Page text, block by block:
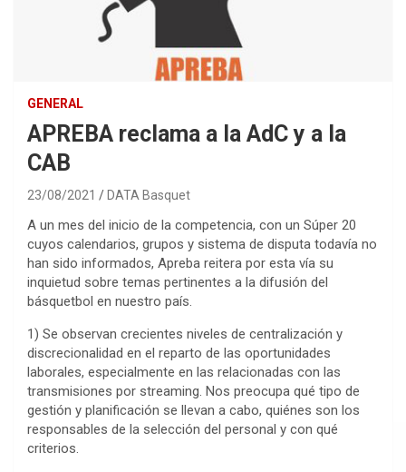
GENERAL
APREBA reclama a la AdC y a la
CAB
23/08/2021 DATA Basquet
A un mes del inicio de la competencia, con un Súper 20
cuyos calendarios, grupos y sistema de disputa todavía no
han sido informados, Apreba reitera por esta vía su
inquietud sobre temas pertinentes a la difusión del
básquetbol en nuestro país.
1) Se observan crecientes niveles de centralización y
discrecionalidad en el reparto de las oportunidades
laborales, especialmente en las relacionadas con las
transmisiones por streaming. Nos preocupa qué tipo de
gestión y planificación se llevan a cabo, quiénes son los
responsables de la selección del personal y con qué
criterios.